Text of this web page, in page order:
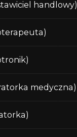
handlowy)
medyczna)